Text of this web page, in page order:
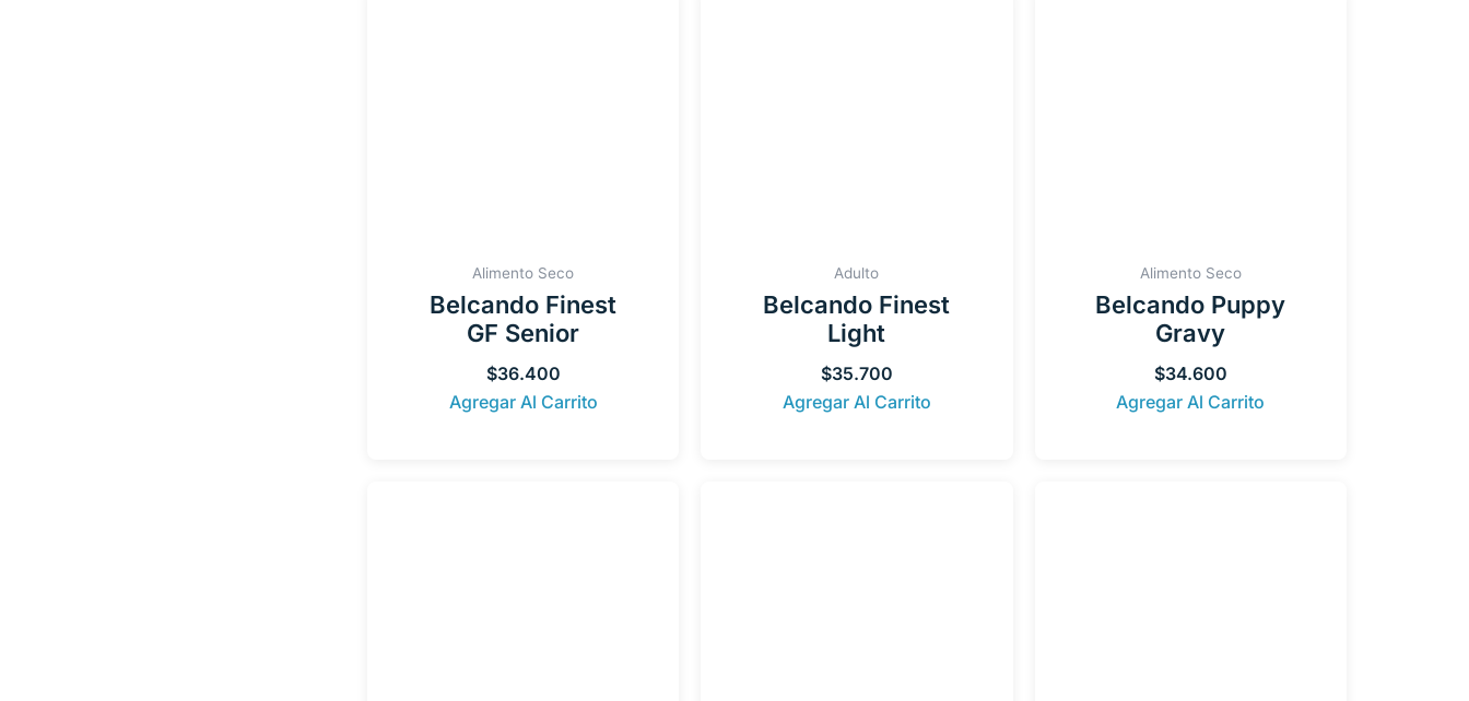
Alimento Seco
Belcando Finest
GF Senior
$36.400
Agregar Al Carrito
Adulto
Belcando Finest
Light
$35.700
Agregar Al Carrito
Alimento Seco
Belcando Puppy
Gravy
$34.600
Agregar Al Carrito